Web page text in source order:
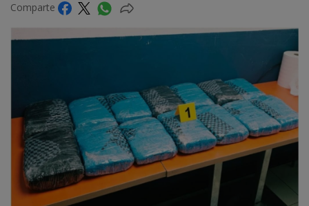
Comparte